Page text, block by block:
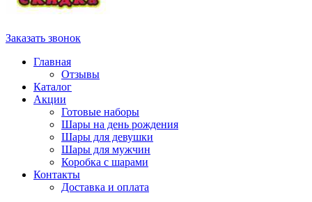
Заказать звонок
Главная
Отзывы
Каталог
Акции
Готовые наборы
Шары на день рождения
Шары для девушки
Шары для мужчин
Коробка с шарами
Контакты
Доставка и оплата